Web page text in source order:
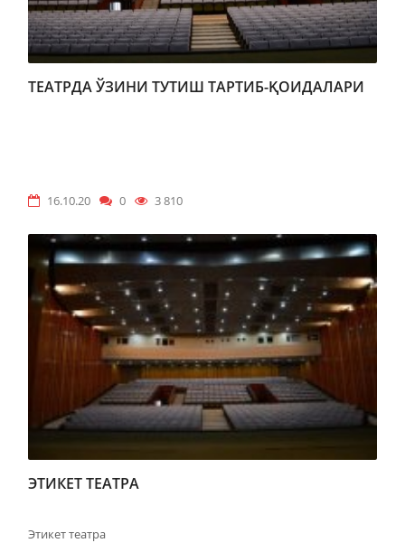
ТЕАТРДА ЎЗИНИ ТУТИШ ТАРТИБ-ҚОИДАЛАРИ
16.10.20 0 3 810
ЭТИКЕТ ТЕАТРА
Этикет театра